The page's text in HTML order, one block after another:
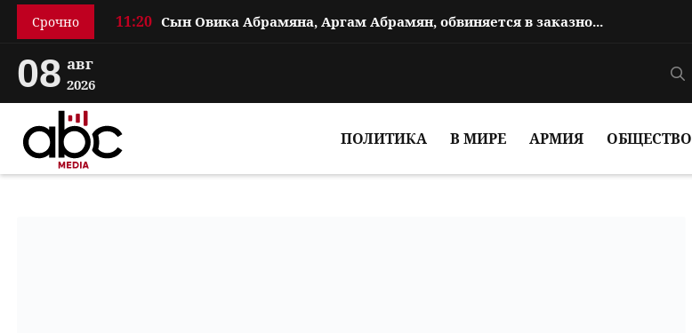
Срочно 11:20 Сын Овика Абрамяна, Аргам Абрамян, обвиняется в заказном убийстве
08 авг
2026
ПОЛИТИКА В МИРЕ АРМИЯ ОБЩЕСТВО